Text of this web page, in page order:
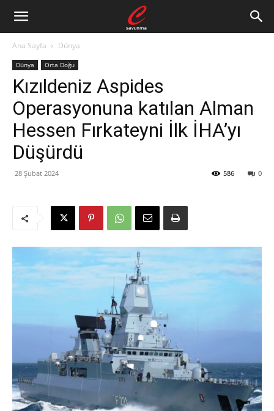
Ana Sayfa Dünya
Dünya Orta Doğu
Kızıldeniz Aspides
Operasyonuna katılan Alman
Hessen Fırkateyni İlk İHA’yı
Düşürdü
28 Şubat 2024 0
586